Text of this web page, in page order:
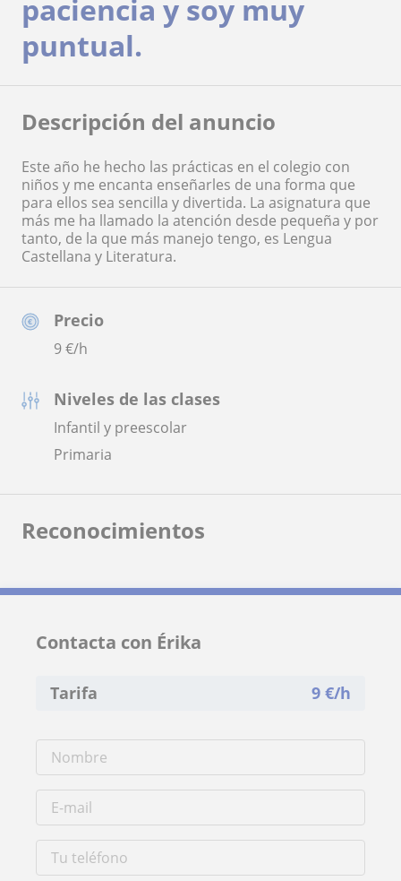
Precio
9€/h
Niveles de las clases
Infantil y preescolar
Primaria
paciencia y soy muy
puntual.
Descripción del anuncio
Este año he hecho las prácticas en el colegio con
niños y me encanta enseñarles de una forma que
para ellos sea sencilla y divertida. La asignatura que
más me ha llamado la atención desde pequeña y por
tanto, de la que más manejo tengo, es Lengua
Castellana y Literatura.
Reconocimientos
Contacta con Érika
Tarifa 9 €/h